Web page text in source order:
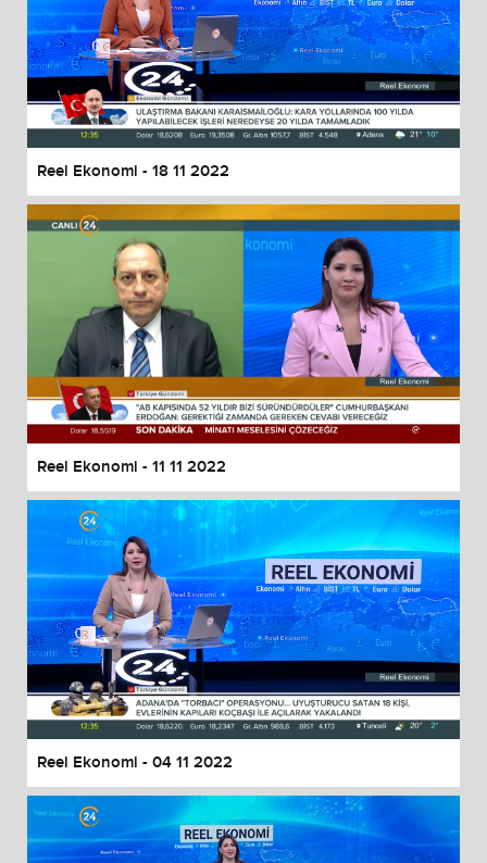
Reel Ekonomi - 18 11 2022
Reel Ekonomi - 11 11 2022
Reel Ekonomi - 04 11 2022